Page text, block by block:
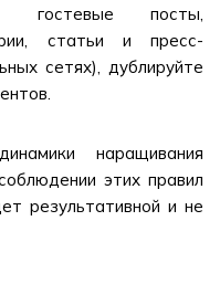
гостевые посты,
статьи и пресс-
сетях), дублируйте
наращивания
этих правил
результативной и не